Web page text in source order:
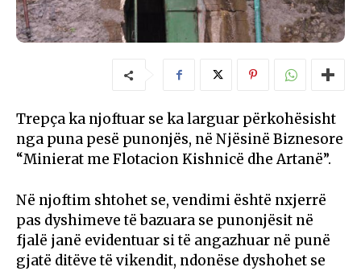
Trepça ka njoftuar se ka larguar përkohësisht
nga puna pesë punonjës, në Njësinë Biznesore
“Minierat me Flotacion Kishnicë dhe Artanë”.
Në njoftim shtohet se, vendimi është nxjerrë
pas dyshimeve të bazuara se punonjësit në
fjalë janë evidentuar si të angazhuar në punë
gjatë ditëve të vikendit, ndonëse dyshohet se